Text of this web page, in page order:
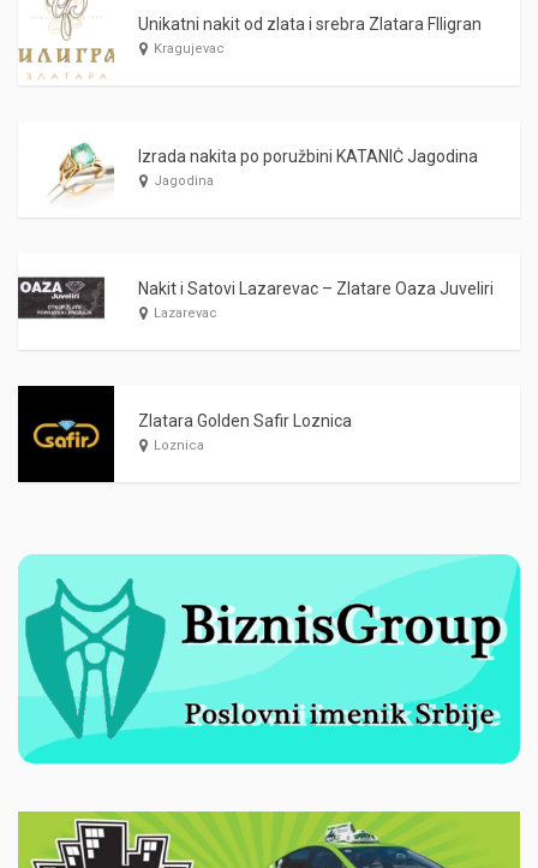
Unikatni nakit od zlata i srebra Zlatara FIligran
Kragujevac
Izrada nakita po poružbini KATANIĆ Jagodina
Jagodina
Nakit i Satovi Lazarevac – Zlatare Oaza Juveliri
Lazarevac
Zlatara Golden Safir Loznica
Loznica